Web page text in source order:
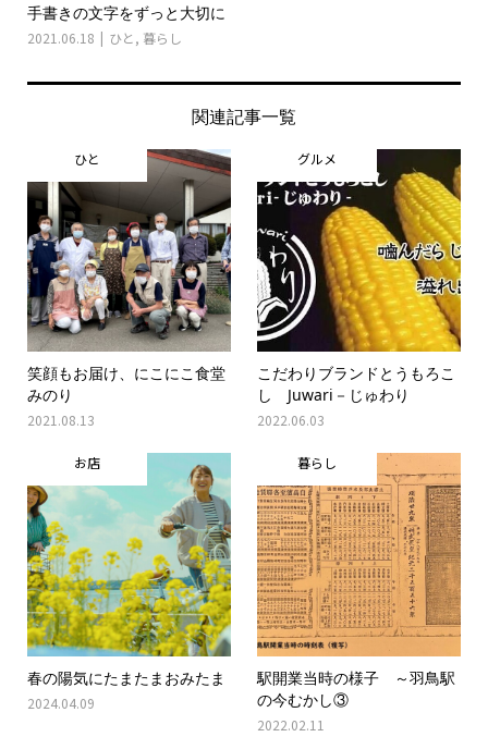
手書きの文字をずっと大切に
2021.06.18 ひと , 暮らし
関連記事一覧
ひと
笑顔もお届け、にこにこ食堂
みのり
2021.08.13
グルメ
こだわりブランドとうもろこ
し Juwari－じゅわり
2022.06.03
お店
春の陽気にたまたまおみたま
2024.04.09
暮らし
駅開業当時の様子 ～羽鳥駅
の今むかし③
2022.02.11